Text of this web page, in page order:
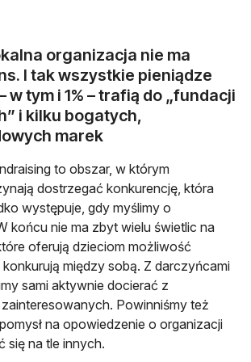
organizacja nie ma
I tak wszystkie pieniądze
w tym i 1% – trafią do „fundacji
i kilku bogatych,
marek
to obszar, w którym
dostrzegać konkurencję, która
występuje, gdy myślimy o
końcu nie ma zbyt wielu świetlic na
oferują dzieciom możliwość
konkurują między sobą. Z darczyńcami
sami aktywnie docierać z
Powinniśmy też
na opowiedzenie o organizacji
się na tle innych.